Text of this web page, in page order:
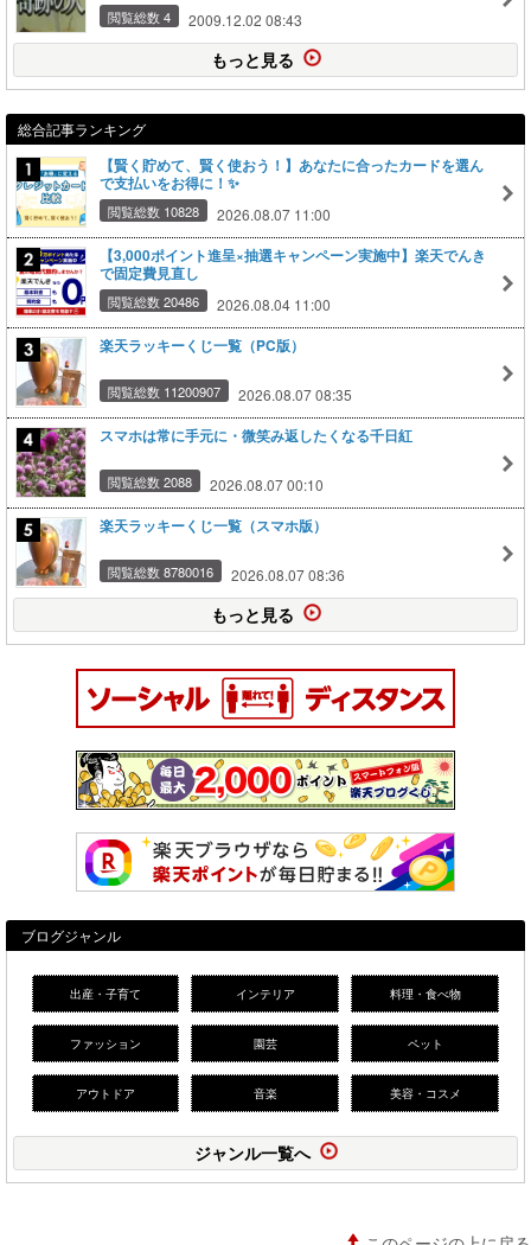
閲覧総数 4 2009.12.02 08:43
もっと見る
総合記事ランキング
【賢く貯めて、賢く使おう！】あなたに合ったカードを選ん
で支払いをお得に！✨
閲覧総数 10828 2026.08.07 11:00
【3,000ポイント進呈×抽選キャンペーン実施中】楽天でんき
で固定費見直し
閲覧総数 20486 2026.08.04 11:00
楽天ラッキーくじ一覧（PC版）
閲覧総数 11200907 2026.08.07 08:35
スマホは常に手元に・微笑み返したくなる千日紅
閲覧総数 2088 2026.08.07 00:10
楽天ラッキーくじ一覧（スマホ版）
閲覧総数 8780016 2026.08.07 08:36
もっと見る
ブログジャンル
出産・子育て インテリア 料理・食べ物
ファッション 園芸 ペット
アウトドア 音楽 美容・コスメ
ジャンル一覧へ